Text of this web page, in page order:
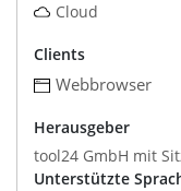
Cloud
Clients
Webbrowser
Herausgeber
tool24 GmbH mit
Unterstützte